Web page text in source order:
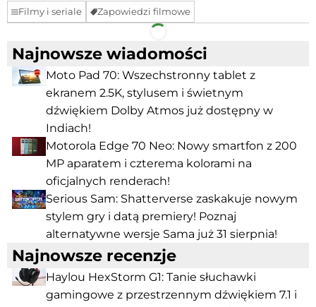
Filmy i seriale Zapowiedzi filmowe
Facebook Telegram
Najnowsze wiadomości
Moto Pad 70: Wszechstronny tablet z
ekranem 2.5K, stylusem i świetnym
dźwiękiem Dolby Atmos już dostępny w
Indiach!
Motorola Edge 70 Neo: Nowy smartfon z 200
MP aparatem i czterema kolorami na
oficjalnych renderach!
Serious Sam: Shatterverse zaskakuje nowym
stylem gry i datą premiery! Poznaj
alternatywne wersje Sama już 31 sierpnia!
Najnowsze recenzje
Haylou HexStorm G1: Tanie słuchawki
gamingowe z przestrzennym dźwiękiem 7.1 i